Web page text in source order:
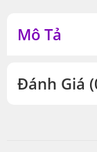
Mô Tả
Đánh Giá